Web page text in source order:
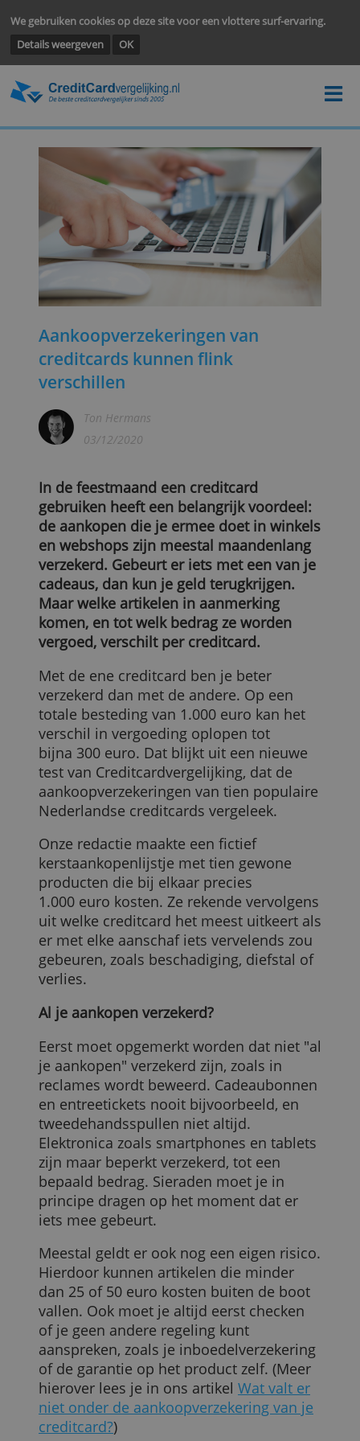
We gebruiken cookies op deze site voor een vlottere surf-
Details weergeven
Aankoopverzekeringen van
creditcards kunnen flink
verschillen
03/12/2020
In de feestmaand een creditcard
gebruiken heeft een belangrijk voordeel:
de aankopen die je ermee doet in
en webshops zijn meestal maandenlang
verzekerd. Gebeurt er iets met een van je
Maar welke artikelen in aanmerking
komen, en tot welk bedrag ze worden
vergoed, verschilt per creditcard.
Met de ene creditcard ben je beter
verzekerd dan met de andere. Op een
totale besteding van 1.000 euro kan het
verschil in vergoeding oplopen tot
bijna 300 euro. Dat blijkt uit een nieuwe
test van Creditcardvergelijking, dat de
aankoopverzekeringen van tien
Nederlandse creditcards vergeleek.
Onze redactie maakte een fictief
kerstaankopenlijstje met tien gewone
producten die bij elkaar precies
1.000 euro kosten. Ze rekende
uit welke creditcard het meest uitkeert
er met elke aanschaf iets vervelends zou
gebeuren, zoals beschadiging, diefstal of
verlies.
Al je aankopen verzekerd?
Eerst moet opgemerkt worden dat niet
je aankopen" verzekerd zijn, zoals in
reclames wordt beweerd. Cadeaubonnen
en entreetickets nooit bijvoorbeeld, en
tweedehandsspullen niet altijd.
Elektronica zoals smartphones en tablets
zijn maar beperkt verzekerd, tot een
bepaald bedrag. Sieraden moet je in
principe dragen op het moment dat er
iets mee gebeurt.
Meestal geldt er ook nog een eigen